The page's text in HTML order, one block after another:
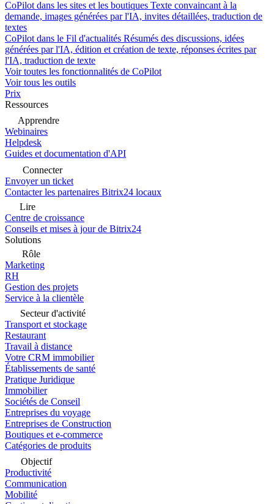
CoPilot dans les sites et les boutiques Texte convaincant à la
demande, images générées par l'IA, invites détaillées, traduction de
textes
CoPilot dans le Fil d'actualités Résumés des discussions, idées
générées par l'IA, édition et création de texte, réponses écrites par
l'IA, traduction de texte
Voir toutes les fonctionnalités de CoPilot
Voir tous les outils
Prix
Ressources
Apprendre
Webinaires
Helpdesk
Guides et documentation d'API
Connecter
Envoyer un ticket
Contacter les partenaires Bitrix24 locaux
Lire
Centre de croissance
Conseils et mises à jour de Bitrix24
Solutions
Rôle
Marketing
RH
Gestion des projets
Service à la clientèle
Secteur d'activité
Transport et stockage
Restaurant
Travail à distance
Votre CRM immobilier
Établissements de santé
Pratique Juridique
Immobilier
Sociétés de Conseil
Entreprises du voyage
Entreprises de Construction
Boutiques et e-commerce
Catégories de produits
Objectif
Productivité
Communication
Mobilité